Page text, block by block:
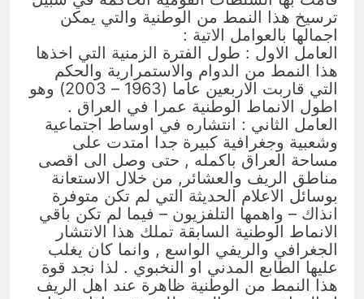
ترسيخ هذا النمط من الوطنية والتي يمكن
اجمالها بالعوامل الاتية :
العامل الاول : طول الفترة الزمنية التي اخذها
هذا النمط من الدوام والاستمرارية والحكم
التي قاربت الاربعين عاما (1963 – 2003) وهو
اطول الانماط الوطنية عمرا في العراق .
العامل الثاني : انتشاره في اوساط اجتماعية
وشعبية وجغرافية كبيرة جدا امتدت على
مساحة العراق باكمله , حتى وصل الى اقصى
مناطق الريف والعشائر, من خلال الاستعانة
بوسائل الاعلام الحديثة التي لم تكن متوفرة
انذاك – واهمها التلفزيون – فيما لم تكن باقي
الانماط الوطنية السابقة تملك هذا الانتشار
الجغرافي والريفي الواسع , وانما كان يغلب
عليها الطابع المدني او النخبوي . لذا نجد قوة
هذا النمط من الوطنية ظاهرة عند اهل الريف